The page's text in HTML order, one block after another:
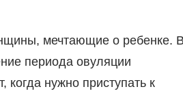
мечтающие о ребенке.
периода овуляции
когда нужно приступать к